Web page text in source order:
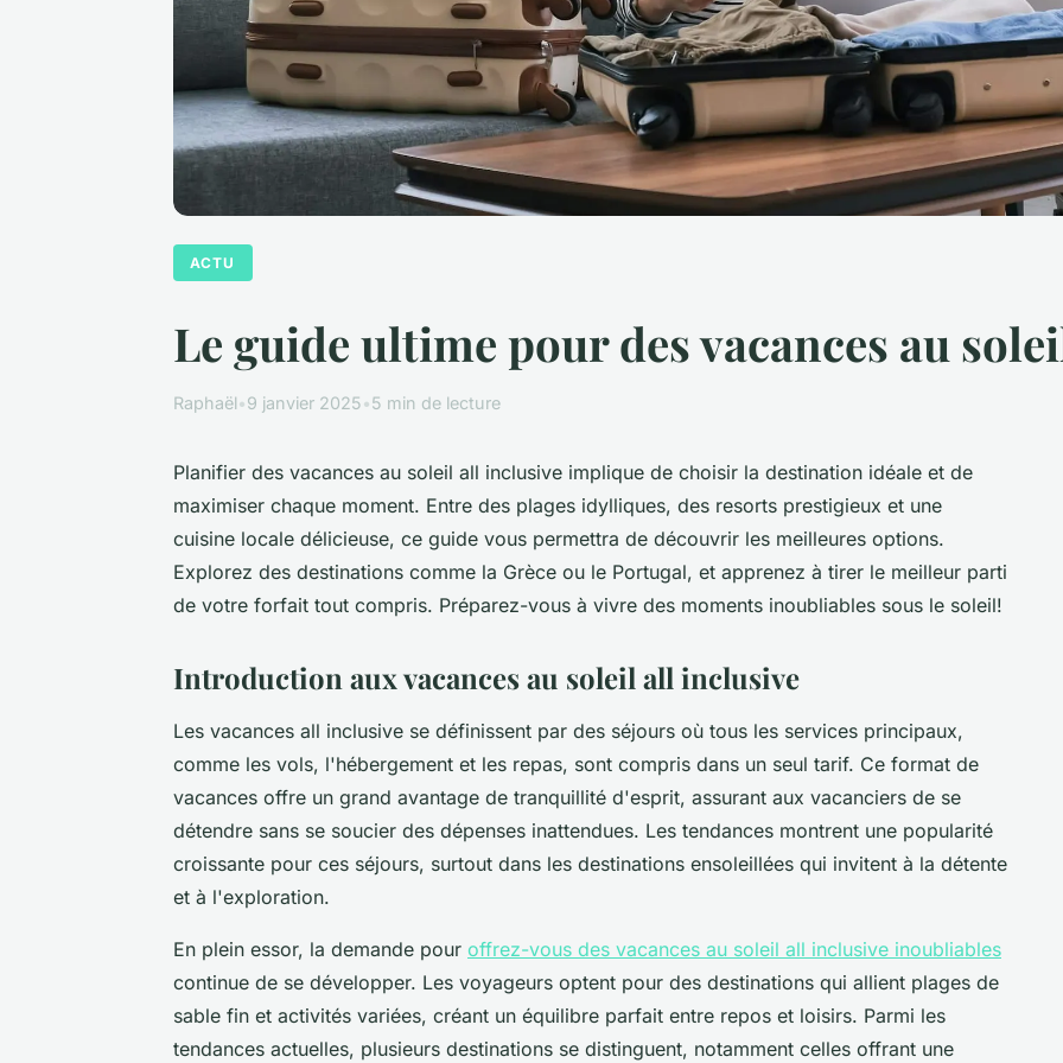
ACTU
Le guide ultime pour des vacances au
Raphaël•9 janvier 2025•5 min de lecture
Planifier des vacances au soleil all inclusive implique de choisir la destination idéale et de
maximiser chaque moment. Entre des plages idylliques, des resorts prestigieux et une
cuisine locale délicieuse, ce guide vous permettra de découvrir les meilleures options.
Explorez des destinations comme la Grèce ou le Portugal, et apprenez à tirer le meilleur parti
de votre forfait tout compris. Préparez-vous à vivre des moments inoubliables sous le soleil!
Introduction aux vacances au soleil all inclusive
Les vacances all inclusive se définissent par des séjours où tous les services principaux,
comme les vols, l'hébergement et les repas, sont compris dans un seul tarif. Ce format de
vacances offre un grand avantage de tranquillité d'esprit, assurant aux vacanciers de se
détendre sans se soucier des dépenses inattendues. Les tendances montrent une popularité
croissante pour ces séjours, surtout dans les destinations ensoleillées qui invitent à la détente
et à l'exploration.
En plein essor, la demande pour offrez-vous des vacances au soleil all inclusive inoubliables
continue de se développer. Les voyageurs optent pour des destinations qui allient plages de
sable fin et activités variées, créant un équilibre parfait entre repos et loisirs. Parmi les
tendances actuelles, plusieurs destinations se distinguent, notamment celles offrant une